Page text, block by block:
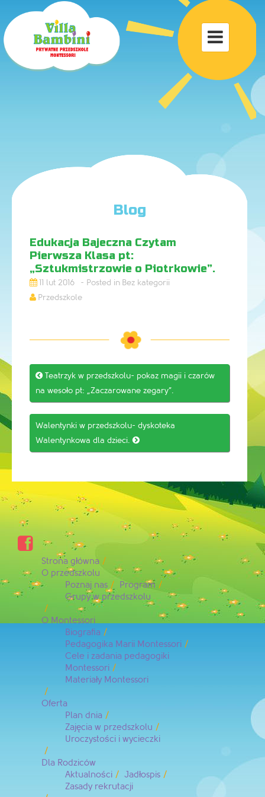
Toggle

Blog
Edukacja Bajeczna Czytam
Pierwsza Klasa pt:
„Sztukmistrzowie o Piotrkowie”.
11 lut 2016
Bez kategorii
Przedszkole
Post
navigation
 Teatrzyk w przedszkolu- pokaz magii i czarów
na wesoło pt: „Zaczarowane zegary”.
Walentynki w przedszkolu- dyskoteka
Walentynkowa dla dzieci. 

Strona główna
O przedszkolu
Poznaj nas
Program
Grupy w przedszkolu
O Montessori
Biografia
Pedagogika Marii Montessori
Cele i zadania pedagogiki
Montessori
Materiały Montessori
Oferta
Plan dnia
Zajęcia w przedszkolu
Uroczystości i wycieczki
Dla Rodziców
Aktualności
Jadłospis
Zasady rekrutacji